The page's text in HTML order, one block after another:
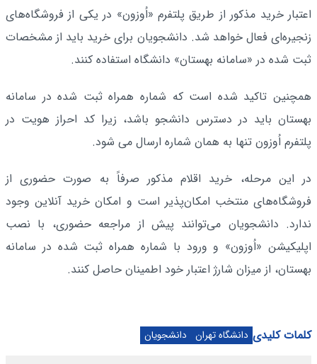
اعتبار خرید مذکور از طریق پلتفرم «اُوزون» در یکی از فروشگاه‌های
زنجیره‌ای فعال خواهد شد. دانشجویان برای خرید باید از مشخصات
ثبت شده در «سامانه بهستان» دانشگاه استفاده کنند.
همچنین تاکید شده است که شماره همراه ثبت شده در سامانه
بهستان باید در دسترس دانشجو باشد، زیرا کد احراز هویت در
پلتفرم اُوزون تنها به همان شماره ارسال می شود.
در این مرحله، خرید اقلام مذکور صرفاً به صورت حضوری از
فروشگاه‌های منتخب امکان‌پذیر است و امکان خرید آنلاین وجود
ندارد. دانشجویان می‌توانند پیش از مراجعه حضوری، با نصب
اپلیکیشن «اُوزون» و ورود با شماره همراه ثبت شده در سامانه
بهستان، از میزان شارژ اعتبار خود اطمینان حاصل کنند.
کلمات کلیدی دانشگاه تهران دانشجویان